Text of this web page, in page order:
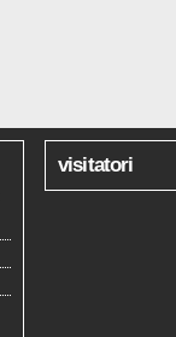
visitatori